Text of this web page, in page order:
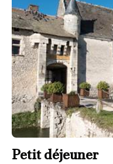
Petit déjeuner